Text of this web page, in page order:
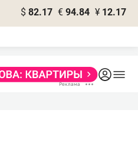
$ 82.17 € 94.84 ¥ 12.17